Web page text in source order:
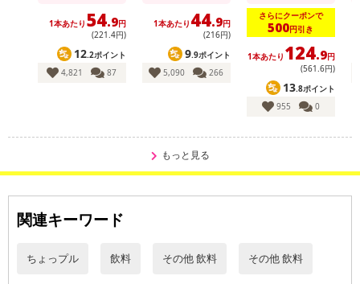
1本あたり 54.9円
(221.4円)
12.2ポイント
4,821
87
1本あたり 44.9円
(216円)
9.9ポイント
5,090
266
さらにクーポンで
500円引き
1本あたり 124.9円
(561.6円)
13.8ポイント
955
0
もっと見る
関連キーワード
ちょっプル 飲料 その他 飲料 その他 飲料